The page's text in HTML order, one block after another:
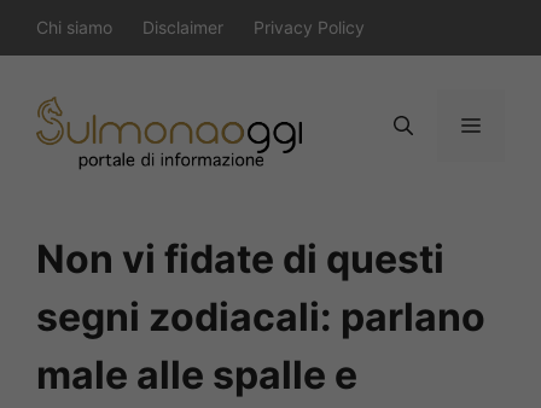
al
contenuto
Chi siamo Disclaimer Privacy Policy
Menu
Non vi fidate di questi
segni zodiacali: parlano
male alle spalle e